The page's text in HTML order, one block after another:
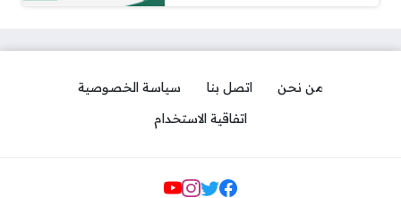
من نحن اتصل بنا
سياسة الخصوصية
اتفاقية الاستخدام
مواقع التواصل